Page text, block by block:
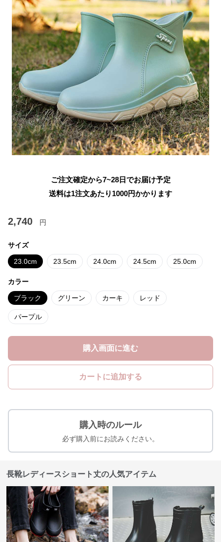
ご注文確定から7~28日でお届け予定
送料は1注文あたり 1000円かかります
2,740 円
サイズ
23.0cm 23.5cm 24.0cm 24.5cm 25.0cm
カラー
ブラック グリーン カーキ レッド
パープル
購入画面に進む
カートに追加する
購入時のルール
必ず購入前にお読みください。
長靴レディースショート丈の人気アイテム